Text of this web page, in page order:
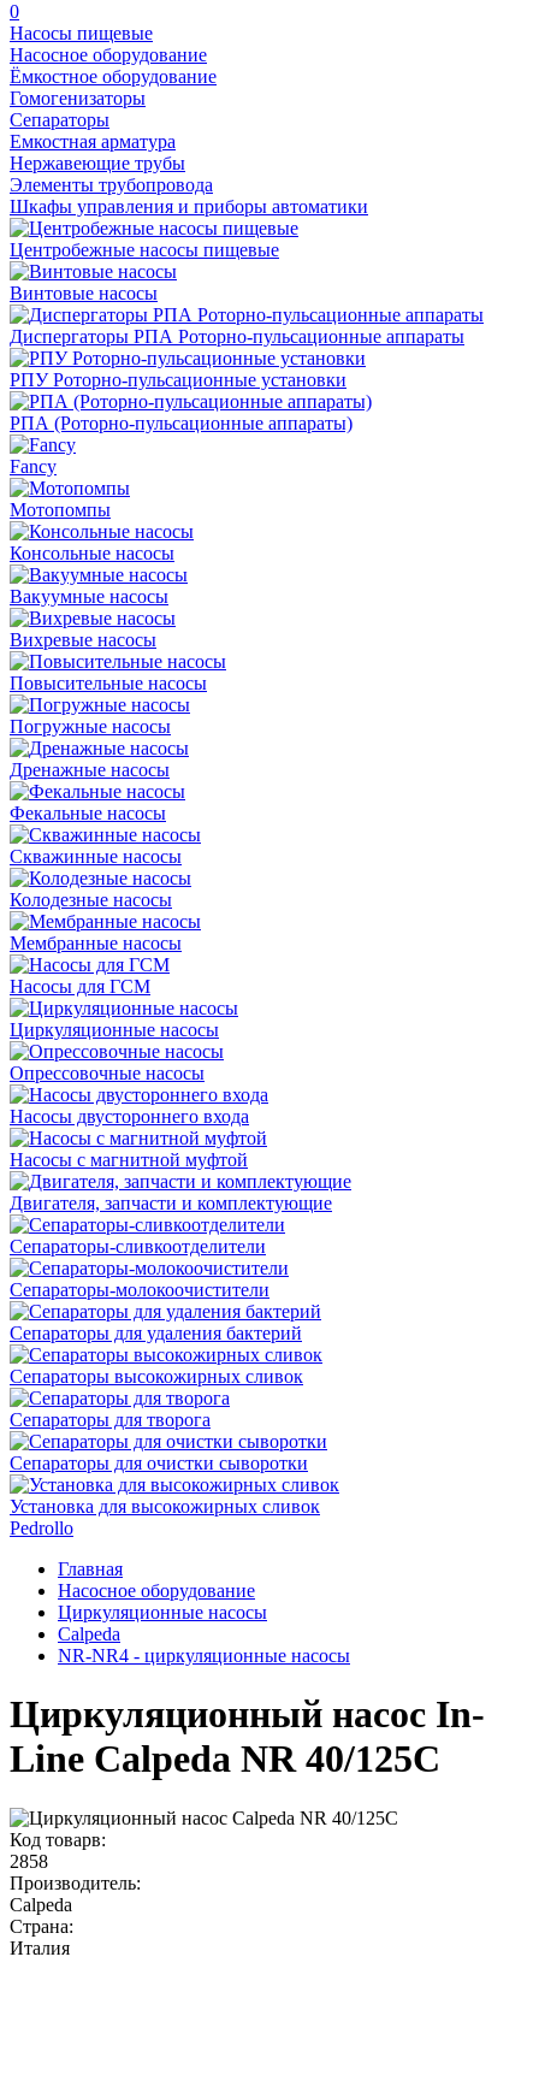
0
Насосы пищевые
Насосное оборудование
Ёмкостное оборудование
Гомогенизаторы
Сепараторы
Емкостная арматура
Нержавеющие трубы
Элементы трубопровода
Шкафы управления и приборы автоматики
Центробежные насосы пищевые
Винтовые насосы
Диспергаторы РПА Роторно-пульсационные аппараты
РПУ Роторно-пульсационные установки
РПА (Роторно-пульсационные аппараты)
Fancy
Мотопомпы
Консольные насосы
Вакуумные насосы
Вихревые насосы
Повысительные насосы
Погружные насосы
Дренажные насосы
Фекальные насосы
Скважинные насосы
Колодезные насосы
Мембранные насосы
Насосы для ГСМ
Циркуляционные насосы
Опрессовочные насосы
Насосы двустороннего входа
Насосы с магнитной муфтой
Двигателя, запчасти и комплектующие
Сепараторы-сливкоотделители
Сепараторы-молокоочистители
Сепараторы для удаления бактерий
Сепараторы высокожирных сливок
Сепараторы для творога
Сепараторы для очистки сыворотки
Установка для высокожирных сливок
Pedrollo
Главная
Насосное оборудование
Циркуляционные насосы
Calpeda
NR-NR4 - циркуляционные насосы
Циркуляционный насос In-
Line Calpeda NR 40/125C
Код товарв:
2858
Производитель:
Calpeda
Страна:
Италия